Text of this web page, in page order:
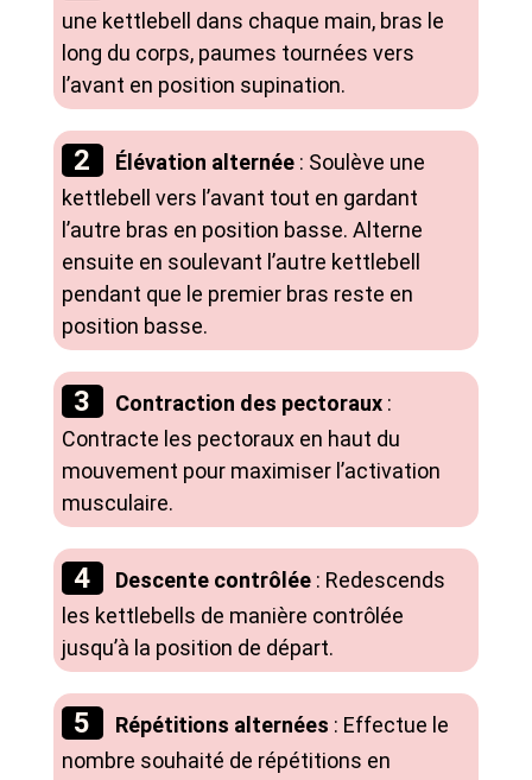
une kettlebell dans chaque main, bras le
long du corps, paumes tournées vers
l’avant en position supination.
Élévation alternée : Soulève une
kettlebell vers l’avant tout en gardant
l’autre bras en position basse. Alterne
ensuite en soulevant l’autre kettlebell
pendant que le premier bras reste en
position basse.
Contraction des pectoraux :
Contracte les pectoraux en haut du
mouvement pour maximiser l’activation
musculaire.
Descente contrôlée : Redescends
les kettlebells de manière contrôlée
jusqu’à la position de départ.
Répétitions alternées : Effectue le
nombre souhaité de répétitions en